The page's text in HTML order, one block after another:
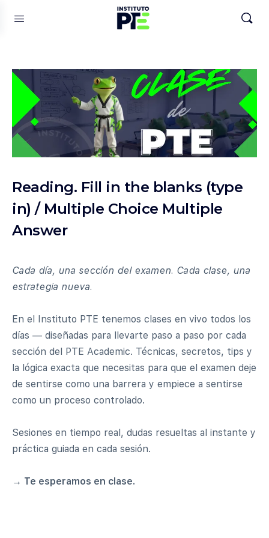
Reading. Fill in the blanks (type
in) / Multiple Choice Multiple
Answer
Cada día, una sección del examen. Cada clase, una
estrategia nueva.
En el Instituto PTE tenemos clases en vivo todos los
días — diseñadas para llevarte paso a paso por cada
sección del PTE Academic. Técnicas, secretos, tips y
la lógica exacta que necesitas para que el examen deje
de sentirse como una barrera y empiece a sentirse
como un proceso controlado.
Sesiones en tiempo real, dudas resueltas al instante y
práctica guiada en cada sesión.
→ Te esperamos en clase.